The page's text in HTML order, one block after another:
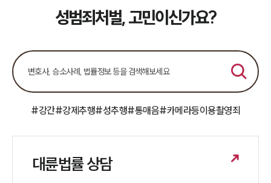
성범죄처벌, 고민이신가요?
#강간#강제추행#성추행#통매음#카메라등이용촬영죄
대륜법률 상담